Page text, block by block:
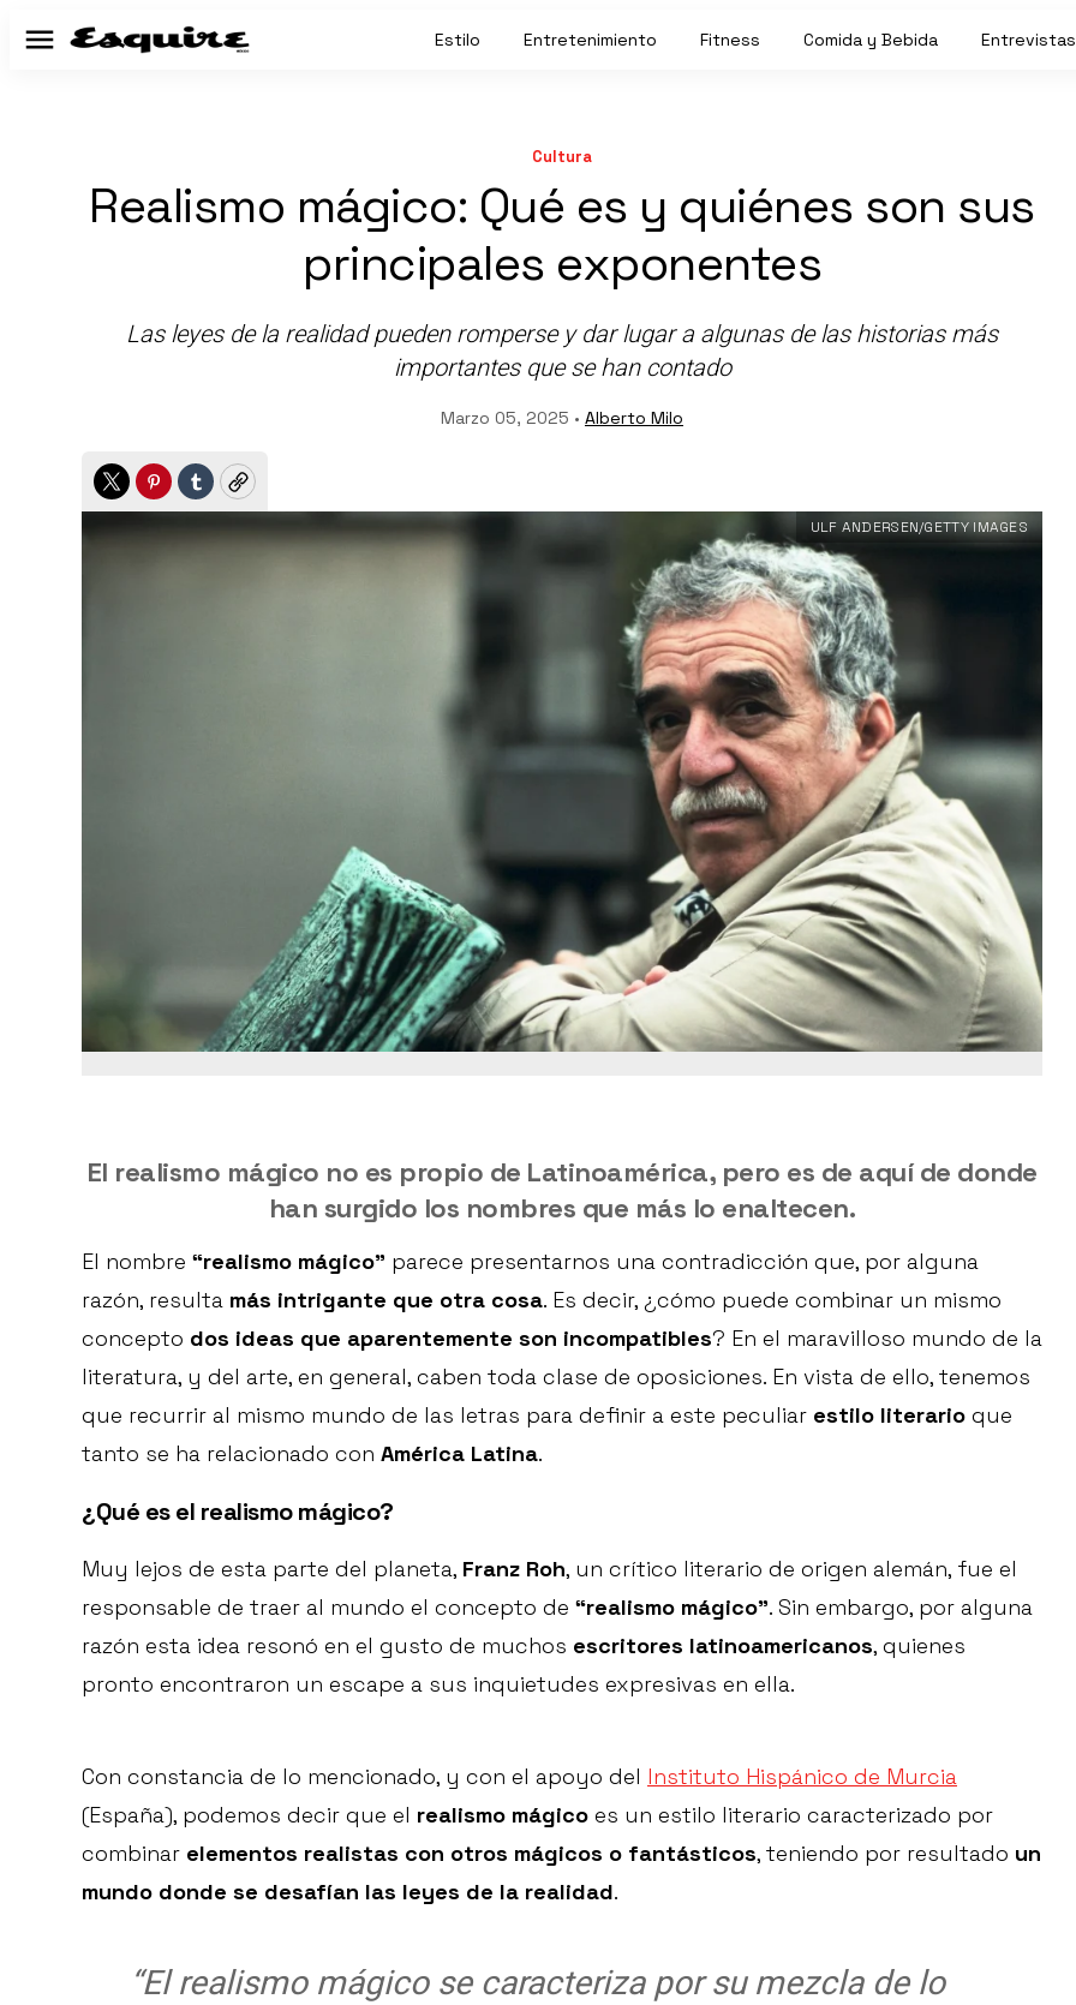
Menú Estilo Entretenimiento Fitness Comida y Bebida Entrevistas
Cultura
Realismo mágico: Qué es y quiénes son sus
principales exponentes
Las leyes de la realidad pueden romperse y dar lugar a algunas de las historias más
importantes que se han contado
Marzo 05, 2025 • Alberto Milo
TwitterPinterest
TumblrCopy
ULF ANDERSEN/GETTY IMAGES
El realismo mágico no es propio de Latinoamérica, pero es de aquí de donde
han surgido los nombres que más lo enaltecen.
El nombre “realismo mágico” parece presentarnos una contradicción que, por alguna
razón, resulta más intrigante que otra cosa. Es decir, ¿cómo puede combinar un mismo
concepto dos ideas que aparentemente son incompatibles? En el maravilloso mundo de la
literatura, y del arte, en general, caben toda clase de oposiciones. En vista de ello, tenemos
que recurrir al mismo mundo de las letras para definir a este peculiar estilo literario que
tanto se ha relacionado con América Latina.
¿Qué es el realismo mágico?
Muy lejos de esta parte del planeta, Franz Roh, un crítico literario de origen alemán, fue el
responsable de traer al mundo el concepto de “realismo mágico”. Sin embargo, por alguna
razón esta idea resonó en el gusto de muchos escritores latinoamericanos, quienes
pronto encontraron un escape a sus inquietudes expresivas en ella.
Con constancia de lo mencionado, y con el apoyo del Instituto Hispánico de Murcia
(España), podemos decir que el realismo mágico es un estilo literario caracterizado por
combinar elementos realistas con otros mágicos o fantásticos, teniendo por resultado un
mundo donde se desafían las leyes de la realidad.
“El realismo mágico se caracteriza por su mezcla de lo